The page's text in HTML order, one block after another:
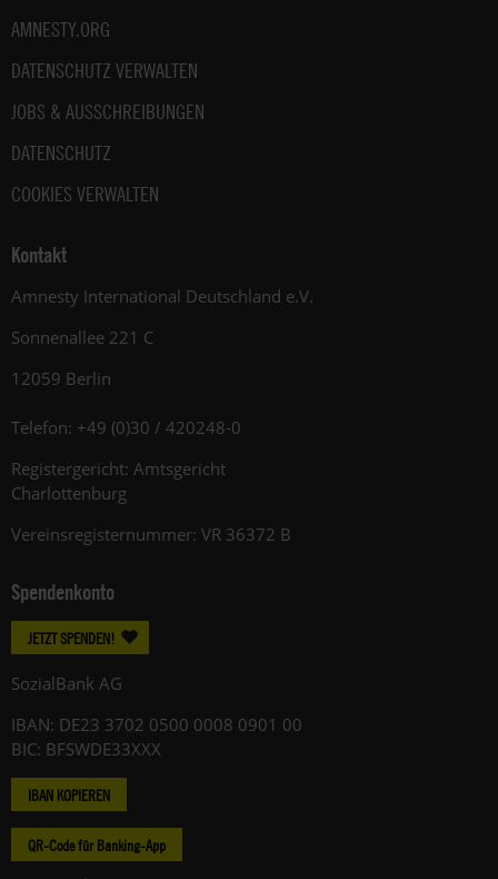
AMNESTY.ORG
DATENSCHUTZ VERWALTEN
JOBS & AUSSCHREIBUNGEN
DATENSCHUTZ
COOKIES VERWALTEN
Kontakt
Amnesty International Deutschland e.V.
Sonnenallee 221 C
12059 Berlin
Telefon: +49 (0)30 / 420248-0
Registergericht: Amtsgericht
Charlottenburg
Vereinsregisternummer: VR 36372 B
Spendenkonto
JETZT SPENDEN!
SozialBank AG
IBAN: DE23 3702 0500 0008 0901 00
BIC: BFSWDE33XXX
IBAN KOPIEREN
QR-Code für Banking-App